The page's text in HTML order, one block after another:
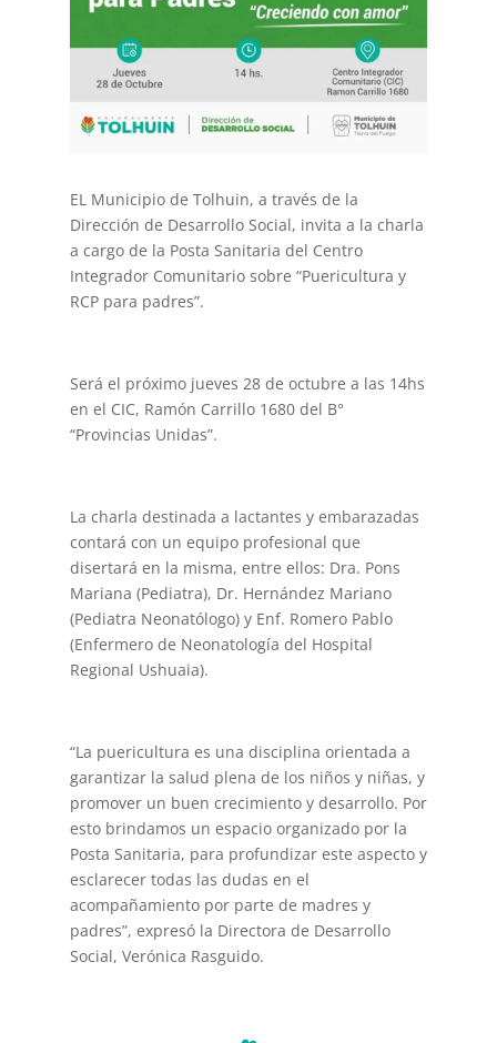
EL Municipio de Tolhuin, a través de la
Dirección de Desarrollo Social, invita a la charla
a cargo de la Posta Sanitaria del Centro
Integrador Comunitario sobre “Puericultura y
RCP para padres”.
Será el próximo jueves 28 de octubre a las 14hs
en el CIC, Ramón Carrillo 1680 del B°
“Provincias Unidas”.
La charla destinada a lactantes y embarazadas
contará con un equipo profesional que
disertará en la misma, entre ellos: Dra. Pons
Mariana (Pediatra), Dr. Hernández Mariano
(Pediatra Neonatólogo) y Enf. Romero Pablo
(Enfermero de Neonatología del Hospital
Regional Ushuaia).
“La puericultura es una disciplina orientada a
garantizar la salud plena de los niños y niñas, y
promover un buen crecimiento y desarrollo. Por
esto brindamos un espacio organizado por la
Posta Sanitaria, para profundizar este aspecto y
esclarecer todas las dudas en el
acompañamiento por parte de madres y
padres”, expresó la Directora de Desarrollo
Social, Verónica Rasguido.